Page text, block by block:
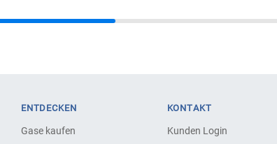
ENTDECKEN
Gase kaufen
KONTAKT
Kunden Login